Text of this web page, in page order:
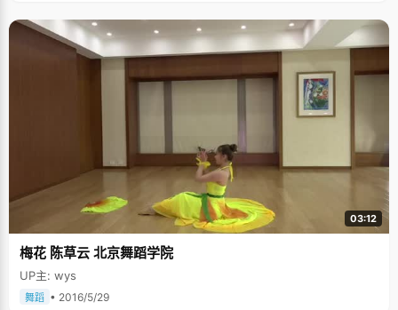
03:12
梅花 陈草云 北京舞蹈学院
UP主: wys
舞蹈 • 2016/5/29